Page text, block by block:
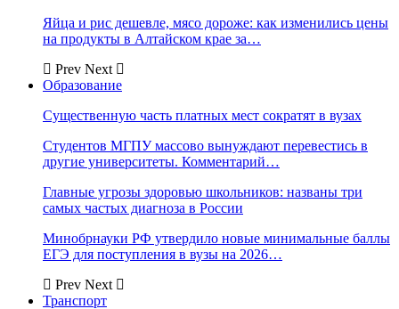
Яйца и рис дешевле, мясо дороже: как изменились цены
на продукты в Алтайском крае за…
Prev Next
Образование
Существенную часть платных мест сократят в вузах
Студентов МГПУ массово вынуждают перевестись в
другие университеты. Комментарий…
Главные угрозы здоровью школьников: названы три
самых частых диагноза в России
Минобрнауки РФ утвердило новые минимальные баллы
ЕГЭ для поступления в вузы на 2026…
Prev Next
Транспорт